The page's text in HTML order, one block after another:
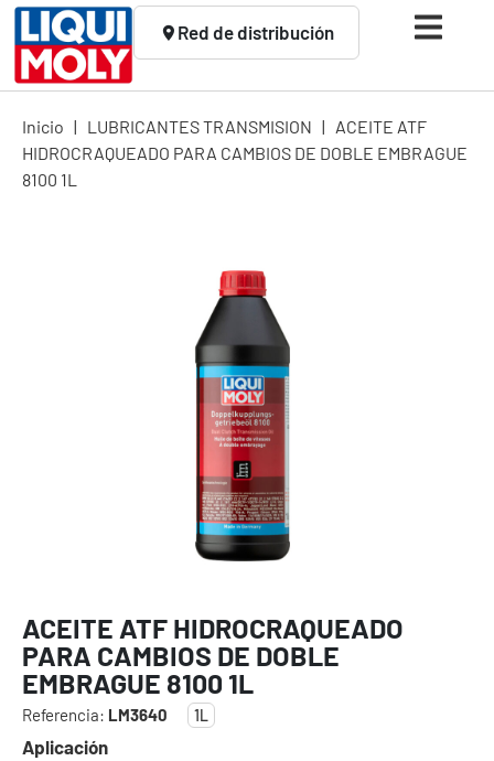
Red de distribución
Inicio | LUBRICANTES TRANSMISION | ACEITE ATF
HIDROCRAQUEADO PARA CAMBIOS DE DOBLE EMBRAGUE
8100 1L
ACEITE ATF HIDROCRAQUEADO
PARA CAMBIOS DE DOBLE
EMBRAGUE 8100 1L
Referencia: LM3640 1L
Aplicación